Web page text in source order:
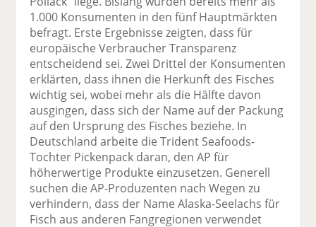
1.000 Konsumenten in den fünf Hauptmärkten
befragt. Erste Ergebnisse zeigten, dass für
europäische Verbraucher Transparenz
entscheidend sei. Zwei Drittel der Konsumenten
erklärten, dass ihnen die Herkunft des Fisches
wichtig sei, wobei mehr als die Hälfte davon
ausgingen, dass sich der Name auf der Packung
auf den Ursprung des Fisches beziehe. In
Deutschland arbeite die Trident Seafoods-
Tochter Pickenpack daran, den AP für
höherwertige Produkte einzusetzen. Generell
suchen die AP-Produzenten nach Wegen zu
verhindern, dass der Name Alaska-Seelachs für
Fisch aus anderen Fangregionen verwendet